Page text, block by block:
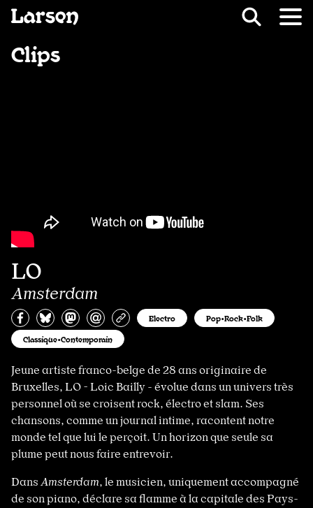
Fil d’ariane
Clips
LO
Amsterdam
Partagez sur Facebook
Partager sur Bluesky
Partager sur Mastodon
Partagez par e-mail
Copiez l’url
Electro Pop•Rock•Folk
Classique•Contemporain
Jeune artiste franco-belge de 28 ans originaire de
Bruxelles, LO - Loic Bailly - évolue dans un univers très
personnel où se croisent rock, électro et slam. Ses
chansons, comme un journal intime, racontent notre
monde tel que lui le perçoit. Un horizon que seule sa
plume peut nous faire entrevoir.
Dans Amsterdam, le musicien, uniquement accompagné
de son piano, déclare sa flamme à la capitale des Pays-